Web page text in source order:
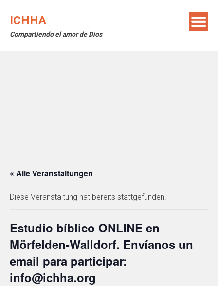
ICHHA
Compartiendo el amor de Dios
« Alle Veranstaltungen
Diese Veranstaltung hat bereits stattgefunden.
Estudio bíblico ONLINE en
Mörfelden-Walldorf. Envíanos un
email para participar:
info@ichha.org